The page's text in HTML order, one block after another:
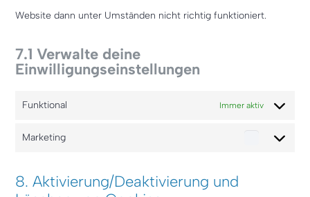
Website dann unter Umständen nicht richtig funktioniert.
7.1 Verwalte deine
Einwilligungseinstellungen
Funktional Immer aktiv
Marketing
8. Aktivierung/Deaktivierung und